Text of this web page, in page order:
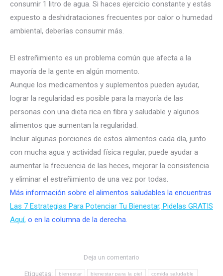
consumir 1 litro de agua. Si haces ejercicio constante y estás
expuesto a deshidrataciones frecuentes por calor o humedad
ambiental, deberías consumir más.
El estreñimiento es un problema común que afecta a la
mayoría de la gente en algún momento.
Aunque los medicamentos y suplementos pueden ayudar,
lograr la regularidad es posible para la mayoría de las
personas con una dieta rica en fibra y saludable y algunos
alimentos que aumentan la regularidad.
Incluir algunas porciones de estos alimentos cada día, junto
con mucha agua y actividad física regular, puede ayudar a
aumentar la frecuencia de las heces, mejorar la consistencia
y eliminar el estreñimiento de una vez por todas.
Más información sobre el alimentos saludables la encuentras
Las 7 Estrategias Para Potenciar Tu Bienestar, Pidelas GRATIS
Aquí, o en la columna de la derecha.
Deja un comentario
Etiquetas: bienestar bienestar para la piel comida saludable